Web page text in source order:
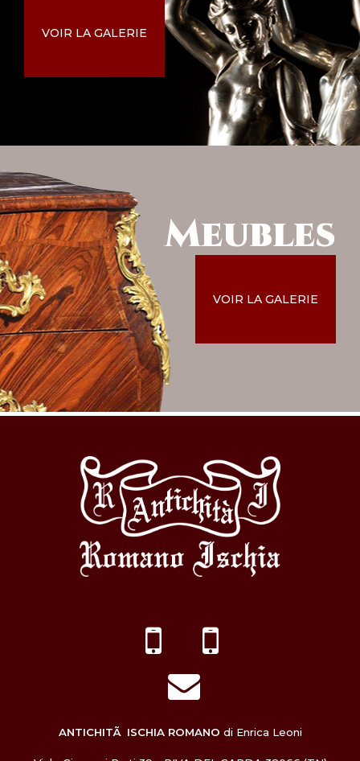
VOIR LA GALERIE
Meubles
VOIR LA GALERIE
ANTICHITÃ ISCHIA ROMANO di Enrica Leoni